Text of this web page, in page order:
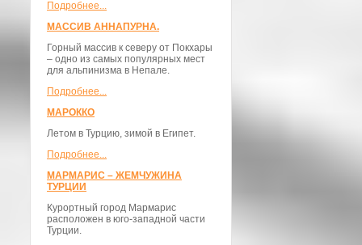
Подробнее...
МАССИВ АННАПУРНА.
Горный массив к северу от Покхары
– одно из самых популярных мест
для альпинизма в Непале.
Подробнее...
МАРОККО
Летом в Турцию, зимой в Египет.
Подробнее...
МАРМАРИС – ЖЕМЧУЖИНА
ТУРЦИИ
Курортный город Мармарис
расположен в юго-западной части
Турции.